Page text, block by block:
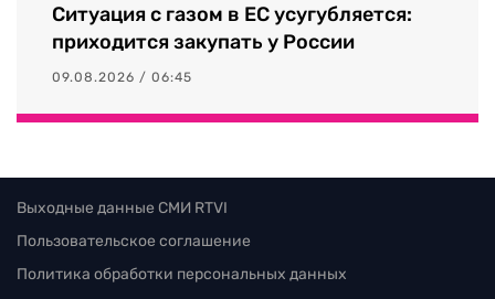
Ситуация с газом в ЕС усугубляется:
приходится закупать у России
09.08.2026 / 06:45
Выходные данные СМИ RTVI
Пользовательское соглашение
Политика обработки персональных данных